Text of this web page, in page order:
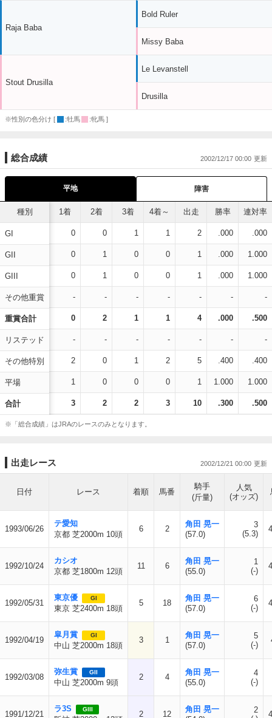
Raja Baba
Stout Drusilla
Bold Ruler
Missy Baba
Le Levanstell
Drusilla
※性別の色分け [ :牡馬 :牝馬 ]
総合成績 2002/12/17 00:00
平地 障害
種別
GI
GII
GIII
その他重賞
重賞合計
リステッド
その他特別
平場
合計
1着 2着 3着 4着～ 出走 勝率 連対率
0 0 1 1 2 .000 .000
0 1 0 0 1 .000 1.000
0 1 0 0 1 .000 1.000
- - - - - - -
0 2 1 1 4 .000 .500
- - - - - - -
2 0 1 2 5 .400 .400
1 0 0 0 1 1.000 1.000
3 2 2 3 10 .300 .500
※「総合成績」はJRAのレースのみとなります。
出走レース 2002/12/21 00:00
日付 レース 着順 馬番
騎手
(斤量)
人気
(オッズ)
1993/06/26
テ愛知
京都 芝2000m 10頭
6 2
角田 晃一
(57.0)
3
(5.3)
1992/10/24
カシオ
京都 芝1800m 12頭
11 6
角田 晃一
(55.0)
1
(-)
1992/05/31
東京優 GI
東京 芝2400m 18頭
5 18
角田 晃一
(57.0)
6
(-)
1992/04/19
皐月賞 GI
中山 芝2000m 18頭
3 1
角田 晃一
(57.0)
5
(-)
1992/03/08
弥生賞 GII
中山 芝2000m 9頭
2 4
角田 晃一
(55.0)
4
(-)
1991/12/21
ラ3S GIII
2 12
角田 晃一
2